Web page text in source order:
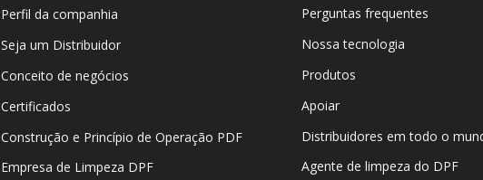
Perfil da companhia
Seja um Distribuidor
Conceito de negócios
Certificados
Construção e Princípio de Operação PDF
Empresa de Limpeza DPF
Perguntas frequentes
Nossa tecnologia
Produtos
Apoiar
Distribuidores em todo o
Agente de limpeza do DPF